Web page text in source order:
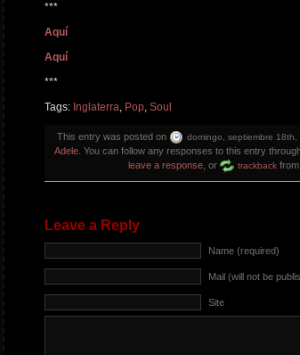
***
Aquí
Aquí
***
Tags: Inglaterra, Pop, Soul
This entry was posted on domingo, septiembre 18th,
Adele. You can follow any responses to this entry
leave a response, or trackbackfrom
Leave a Reply
Name (required)
Mail (will not be
Site